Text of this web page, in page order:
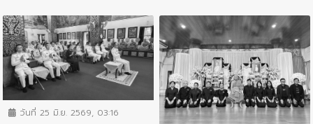
ข่าวกิจกรรมสำคัญจังหวัด
วันที่ 25 มิ.ย. 2569, 03:16 ข่าวกิจกรรมสำคัญจังหวัด